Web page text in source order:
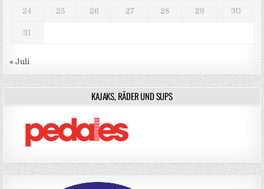
24 25 26 27 28 29 30
31
« Juli
KAJAKS, RÄDER UND SUPS